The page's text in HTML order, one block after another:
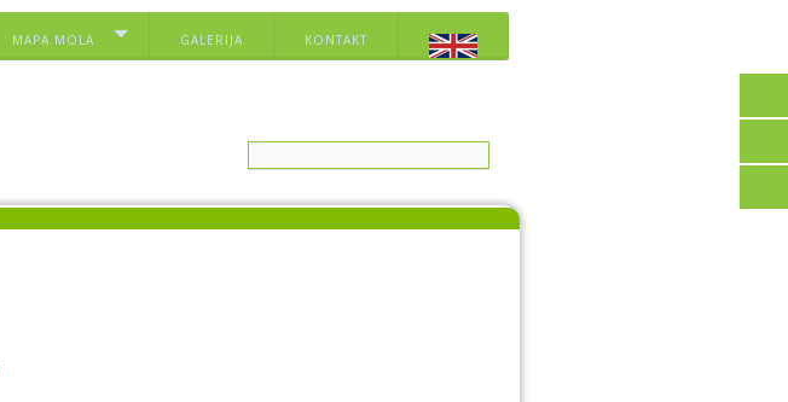
MAPA MOLA GALERIJA KONTAKT